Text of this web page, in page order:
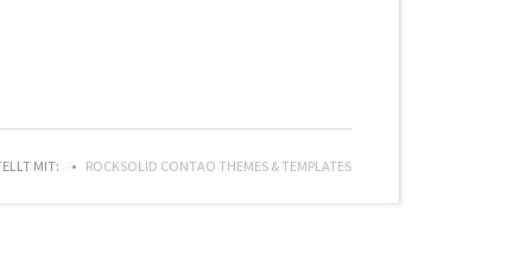
MIT: ROCKSOLID CONTAO THEMES & TEMPLATES